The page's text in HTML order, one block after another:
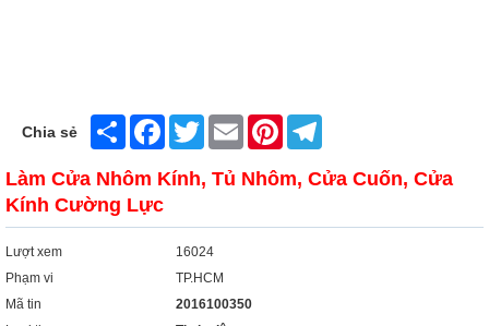
Hàng Tiêu Dùng
Xây Dựng
Chia sẻ Share FacebookTwitter Email Pinterest
Làm Cửa Nhôm Kính, Tủ Nhôm, Cửa Cuốn, Cửa
Kính Cường Lực
Lượt xem
16024
Phạm vi
TP.HCM
Mã tin
2016100350